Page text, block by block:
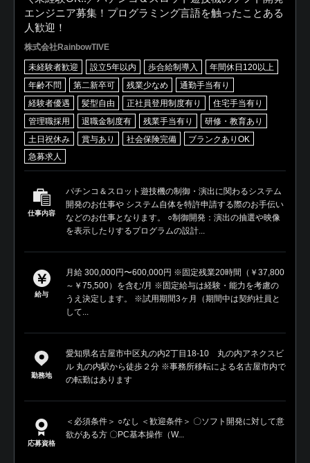
エンジニア募集！プログラミング言語を触ったことある
人歓迎！
株式会社RainbowTIVE
未経験者歓迎 設立5年以内 歩合給制導入
年間休日120以上
年齢不問
第二新卒可 残業少なめ
通勤手当有り
経験者優遇
髪型自由 正社員登用制度有り
住宅手当有り
管理職採用
退職金制度有 残業手当有り
研修・教育あり
土日祝休み
賞与あり 社会保険完備
ブランクありOK
急募求人
仕事内容
パチンコ＆スロット遊技機の制御・演出に関わるシステム
開発のお仕事や システム自体を特許申請する際のお手伝い
などのお仕事となります。 ○制御開発：演出の抽選や映像
を表示したりするプログラムの設計...
給与
月給 300,000円〜600,000円 ※固定残業20時間（￥37,800
～￥75,500）を含む/月 ※固定給与は経験・能力を考慮の
うえ決定します。 ※試用期間3ヶ月（期間中は契約社員と
して...
勤務地
愛知県名古屋市中区丸の内2丁目18-10 丸の内アネクスビ
ル 丸の内駅から徒歩２分 ※事務所移転による名古屋市内で
の転勤はあります
応募資格
＜必須条件＞ ○なし ＜歓迎条件＞ 〇ソフト開発に対して意
欲がある方 〇PC基本操作（W...